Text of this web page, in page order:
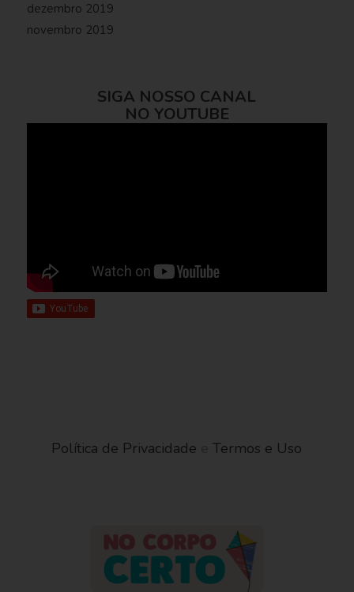
dezembro 2019
novembro 2019
SIGA NOSSO CANAL
NO YOUTUBE
Política de Privacidade eTermos e Uso